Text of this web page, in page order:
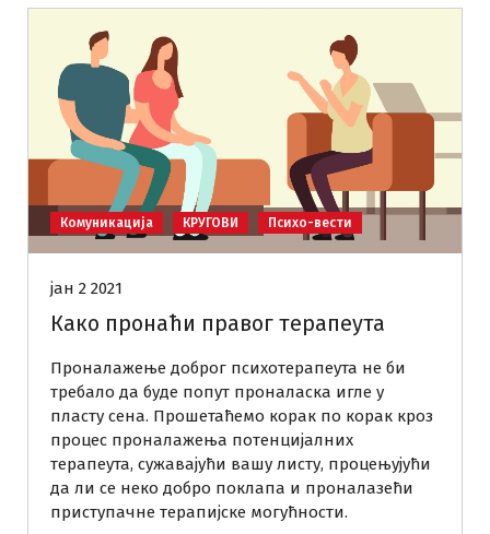
Комуникација КРУГОВИ Психо-вести
јан 2 2021
Како пронаћи правог терапеута
Проналажење доброг психотерапеута не би
требало да буде попут проналаска игле у
пласту сена. Прошетаћемо корак по корак кроз
процес проналажења потенцијалних
терапеута, сужавајући вашу листу, процењујући
да ли се неко добро поклапа и проналазећи
приступачне терапијске могућности.